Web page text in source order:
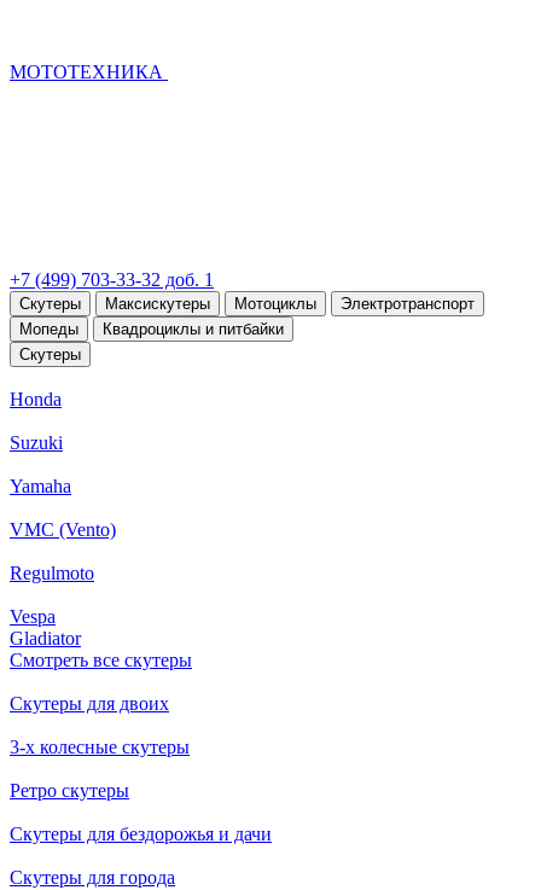
МОТОТЕХНИКА
+7 (499) 703-33-32 доб. 1
Скутеры Максискутеры Мотоциклы
Электротранспорт
Мопеды
Квадроциклы и питбайки
Скутеры
Honda
Suzuki
Yamaha
VMC (Vento)
Regulmoto
Vespa
Gladiator
Смотреть все скутеры
Скутеры для двоих
3-х колесные скутеры
Ретро скутеры
Скутеры для бездорожья и дачи
Скутеры для города